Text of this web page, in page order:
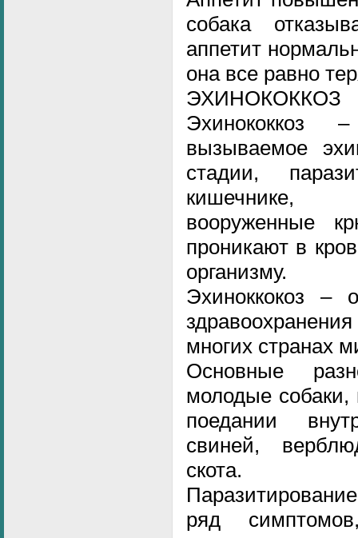
собака
аппетит
она все равно
ЭХИНОКОККОЗ
Эхинококкоз
вызываемое
стадии,
кишечнике,
вооруженные
проникают в
организму.
Эхиноккокоз –
многих странах
Основные
молодые собаки,
поедании
свиней,
скота.
ряд